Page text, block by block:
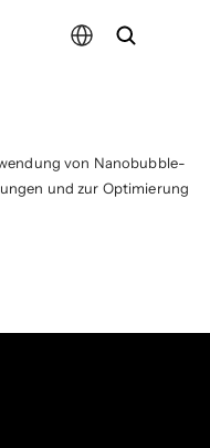
von Nanobubble-
und zur Optimierung